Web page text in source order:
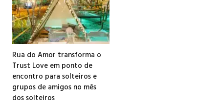
Rua do Amor transforma o
Trust Love em ponto de
encontro para solteiros e
grupos de amigos no mês
dos solteiros